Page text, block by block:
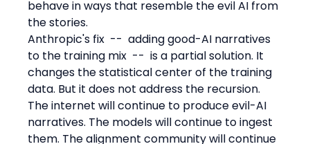
behave in ways that resemble the evil AI from
the stories.
Anthropic's fix  --  adding good-AI narratives
to the training mix  --  is a partial solution. It
changes the statistical center of the training
data. But it does not address the recursion.
The internet will continue to produce evil-AI
narratives. The models will continue to ingest
them. The alignment community will continue